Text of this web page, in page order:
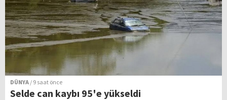
DÜNYA / 9 saat önce
Selde can kaybı 95'e yükseldi